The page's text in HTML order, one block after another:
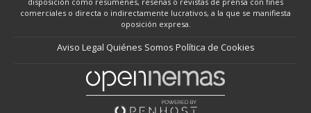
comerciales o directa o indirectamente lucrativos, a la que se manifiesta
oposición expresa.
Aviso Legal Quiénes Somos Política de Cookies